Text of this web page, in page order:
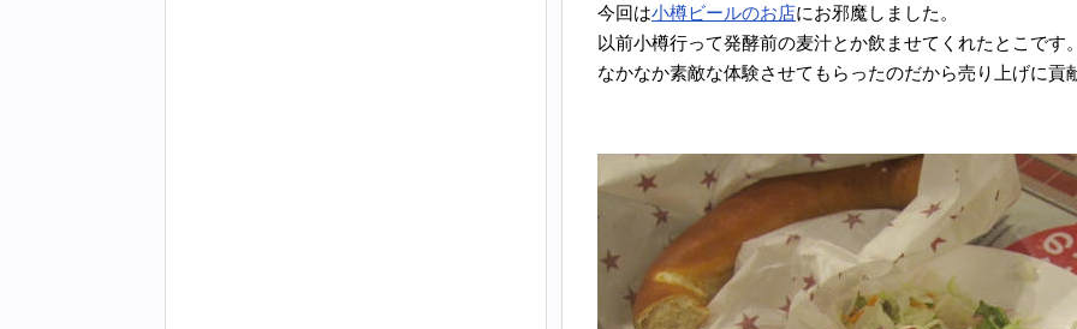
今回は小樽ビールのお店にお邪魔しました。
以前小樽行って発酵前の麦汁とか飲ませてくれたとこです
なかなか素敵な体験させてもらったのだから売り上げに貢